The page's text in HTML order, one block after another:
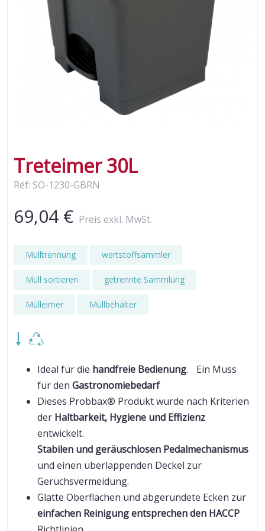
Treteimer 30L
Réf: SO-1230-GBRN
69,04 € Preis exkl. MwSt.
Mülltrennung wertstoffsammler
Müll sortieren getrennte Sammlung
Mülleimer Müllbehälter
Ideal für die handfreie Bedienung. Ein Muss
für den Gastronomiebedarf
Dieses Probbax® Produkt wurde nach Kriterien
der Haltbarkeit, Hygiene und Effizienz
entwickelt.
Stabilen und geräuschlosen Pedalmechanismus
und einen überlappenden Deckel zur
Geruchsvermeidung.
Glatte Oberflächen und abgerundete Ecken zur
einfachen Reinigung entsprechen den HACCP